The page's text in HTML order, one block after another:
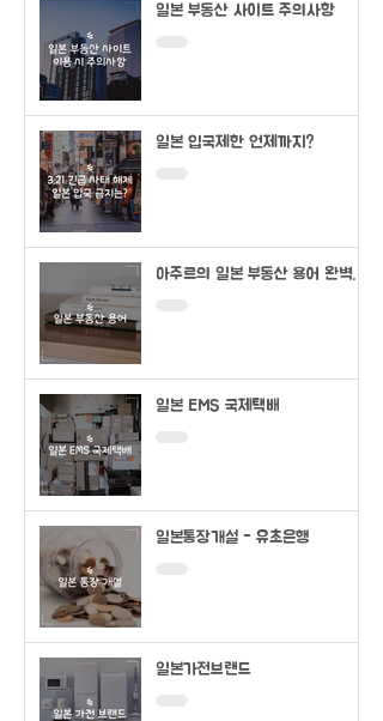
일본 부동산 사이트 주의사항
일본 입국제한 언제까지?
아주르의 일본 부동산 용어 완벽정
일본 EMS 국제택배
일본통장개설 - 유초은행
일본가전브랜드